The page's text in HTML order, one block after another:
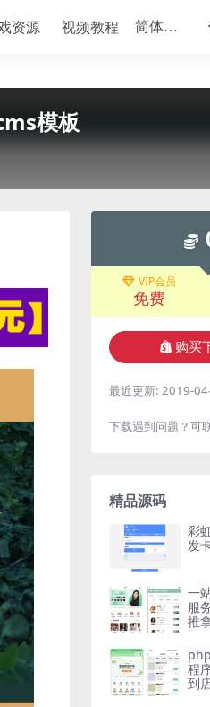
资源 视频教程
模板
VIP会员
免费
购买
最近更新: 2019-
下载遇到问题？可
精品源码
彩
发
一
服
推
程
到